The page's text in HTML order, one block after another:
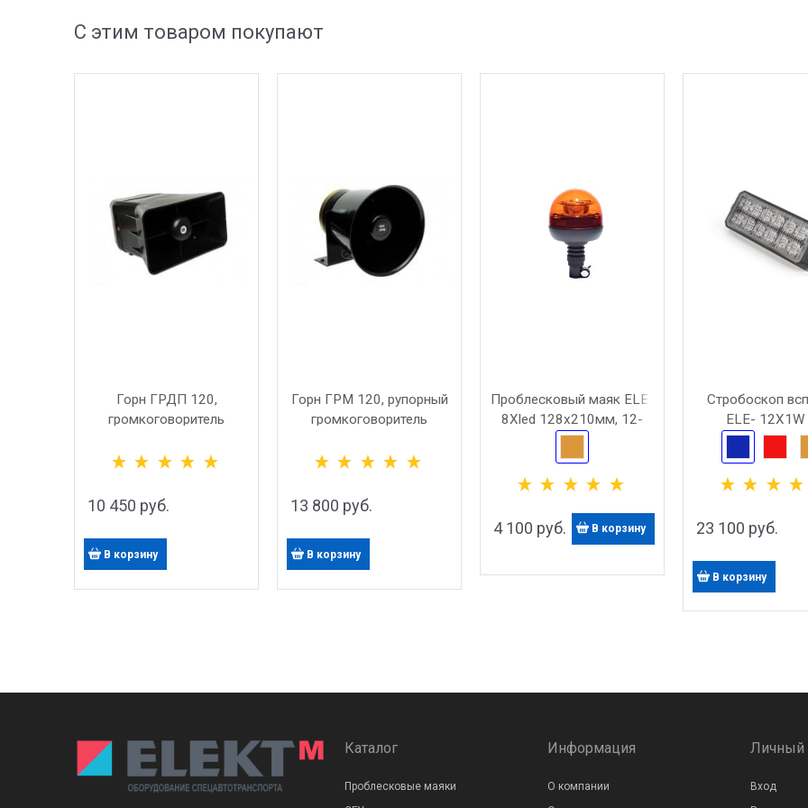
С этим товаром покупают
Горн ГРДП 120,
громкоговоритель
рупорного вида, 100 Вт
10 450 руб.
В корзину
Горн ГРМ 120, рупорный
громкоговоритель
13 800 руб.
В корзину
Проблесковый маяк ELE-
8Xled 128х210мм, 12-
24В, Под Кронштейн
4 100 руб. В корзину
Стробоскоп
ELE- 12X1W
23 100 руб.
В корзину
Каталог
Проблесковые маяки
Информация
О компании
Личный
Вход